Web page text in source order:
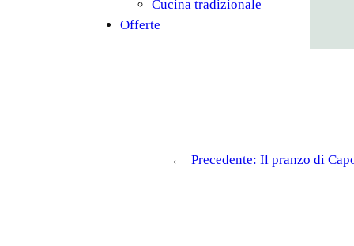
Cucina tradizionale
Offerte
← Precedente: Il pranzo di